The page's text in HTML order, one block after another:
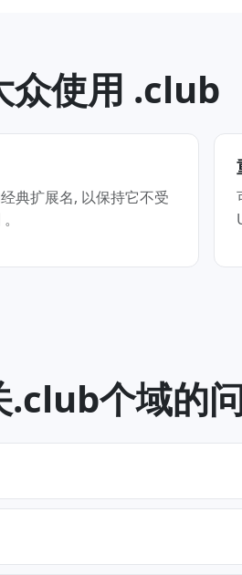
众使用 .club
典扩展名, 以保持它不受
.club个域的